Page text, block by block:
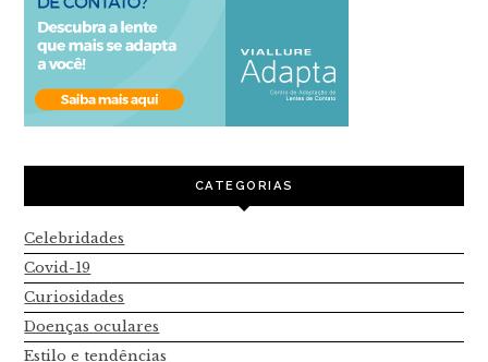
CATEGORIAS
Celebridades
Covid-19
Curiosidades
Doenças oculares
Estilo e tendências